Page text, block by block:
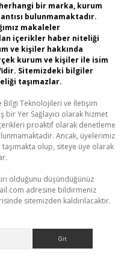
bir marka, kurum
bulunmamaktadır.
makaleler
içerikler haber niteliği
ve kişiler hakkında
kurum ve kişiler ile isim
Sitemizdeki bilgiler
taşımazlar.
Bilgi Teknolojileri ve İletişim
bir Yer Sağlayıcı olarak hizmet
proaktif olarak denetleme
Ancak, üyelerimiz
olup, siteye üye olarak
olduğunu düşündüğünüz
adresine bildirmeniz
sitemizden kaldırılacaktır.